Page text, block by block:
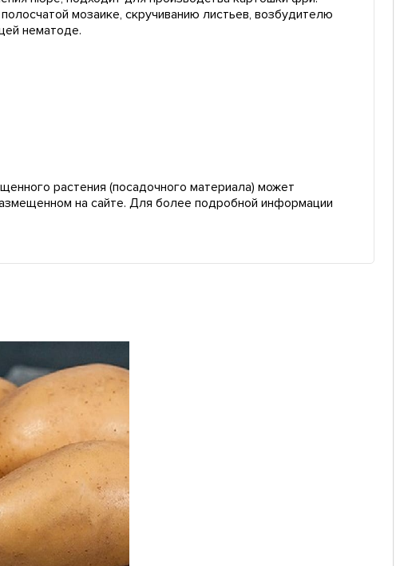
мозаике, скручиванию листьев, возбудителю
нематоде.
растения (посадочного материала) может
на сайте. Для более подробной информации